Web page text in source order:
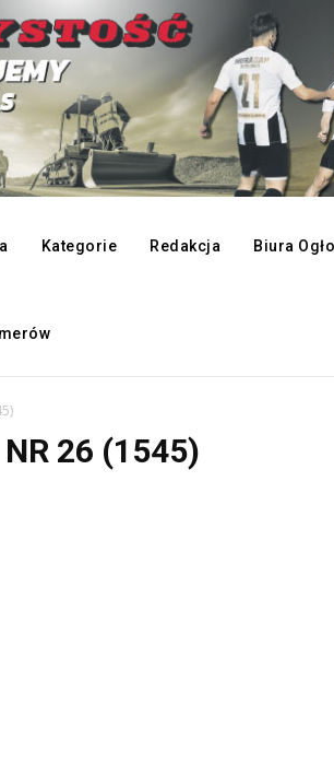
Kategorie Redakcja Biura
26 (1545)